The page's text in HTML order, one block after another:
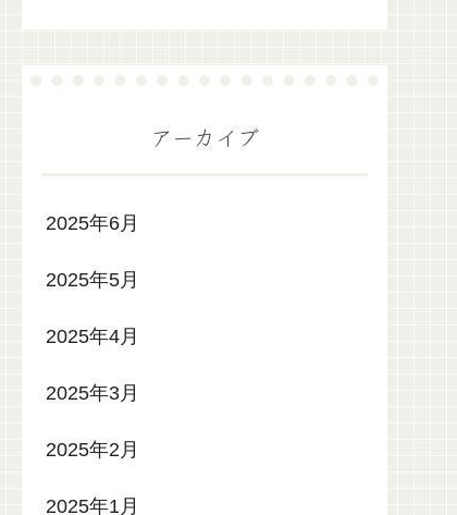
アーカイブ
2025年6月
2025年5月
2025年4月
2025年3月
2025年2月
2025年1月